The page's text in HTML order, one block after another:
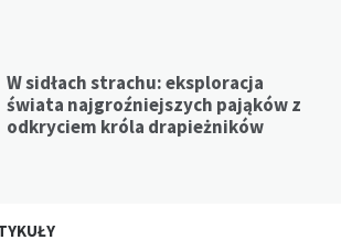
W sidłach strachu: eksploracja
świata najgroźniejszych pająków z
odkryciem króla drapieżników